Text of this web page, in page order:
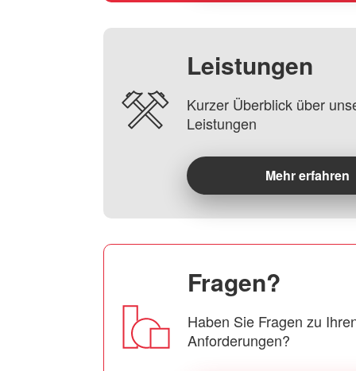
Leistungen
Kurzer Überblick über
Leistungen
Mehr erfahren
Fragen?
Haben Sie Fragen zu
Anforderungen?